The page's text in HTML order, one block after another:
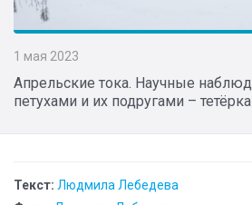
1 мая 2023
Апрельские тока. Научные
петухами и их подругами –
Текст: Людмила Лебедева